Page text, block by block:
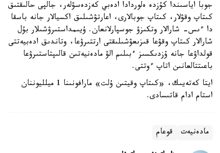
جوبا اياسىندا كۇزدە ەلوردادا ادەبي كەزدەسۋلەر، جالپى حالىقتىق
كىتاپ وقۋلار، كىتاپ جوبالارى، اعارتۋشىلىق اكسيالار جانە باسقا
دا ءىس- شارالار وتكىزۋ جوسپارلانعان. ۇيىمداستىرۋشىلار بۇل
شارالار كىتاپ وقۋعا قىزىعۋشىلىقتى ارتتىرۋعا، وتاندىق ادەبيەتتى
قولداۋعا جانە ۇزدىكسىز ءبىلىم الۋ مادەنيەتىن قالىپتاستىرۋعا
باعىتتالعانىن اتاپ ءوتتى.
ايتا كەتەيىك، «كىتاپ وقيتىن ۇلت» مارافونىنا 1 ميلليوننان
استام ادام قاتىسادى.
مادەنيەت قوعام